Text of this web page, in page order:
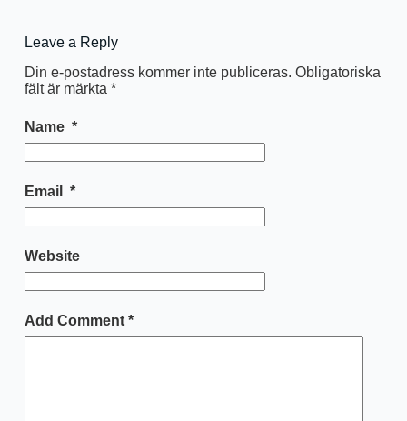
Leave a Reply
Din e-postadress kommer inte publiceras. Obligatoriska
fält är märkta *
Name *
Email *
Website
Add Comment*